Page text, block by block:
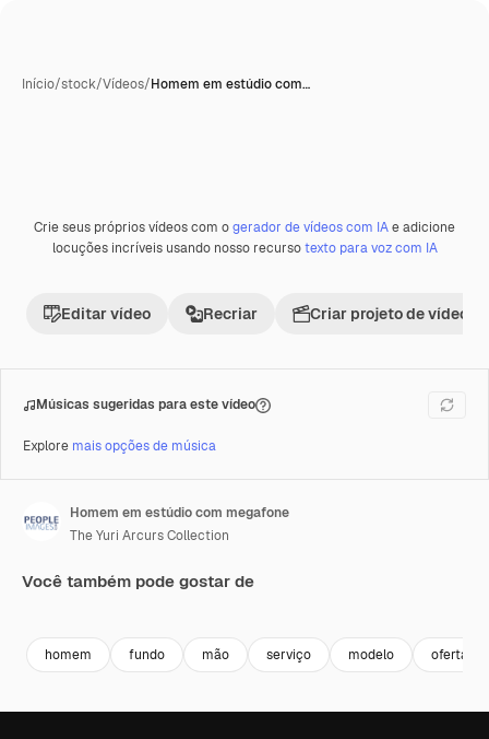
Início/stock/Vídeos/Homem em estúdio com…
Premium
Crie seus próprios vídeos com ogerador de vídeos com IAe adicione
locuções incríveis usando nosso recursotexto para voz com IA
Editar vídeo Recriar Criar projeto de vídeo
Músicas sugeridas para este vídeo
Explore mais opções de música
Homem em estúdio com megafone
The Yuri Arcurs Collection
Você também pode gostar de
homem fundo mão serviço modelo oferta